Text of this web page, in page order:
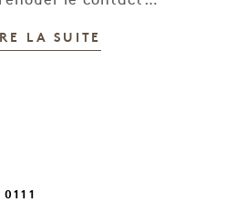
LA SUITE